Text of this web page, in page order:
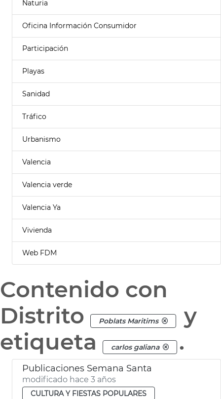
Naturia
Oficina Información Consumidor
Participación
Playas
Sanidad
Tráfico
Urbanismo
Valencia
Valencia verde
Valencia Ya
Vivienda
Web FDM
Contenido con
Distrito
Poblats Maritims
y
etiqueta
carlos galiana .
Publicaciones Semana Santa
modificado hace 3 años
CULTURA Y FIESTAS POPULARES